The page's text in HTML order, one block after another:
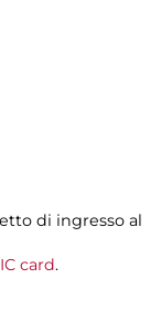
di ingresso al
card.